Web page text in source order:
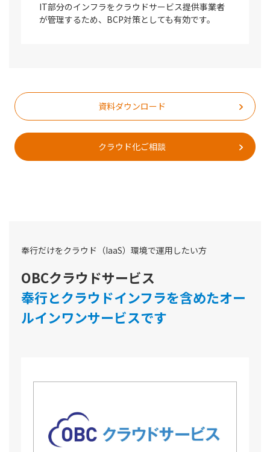
IT部分のインフラをクラウドサービス提供事業者
が管理するため、BCP対策としても有効です。
資料ダウンロード
クラウド化ご相談
奉行だけをクラウド（IaaS）環境で運用したい方
OBCクラウドサービス
奉行とクラウドインフラを含めたオー
ルインワンサービスです